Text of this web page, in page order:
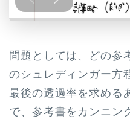
問題としては、どの参
のシュレディンガー方
最後の透過率を求める
で、参考書をカンニン